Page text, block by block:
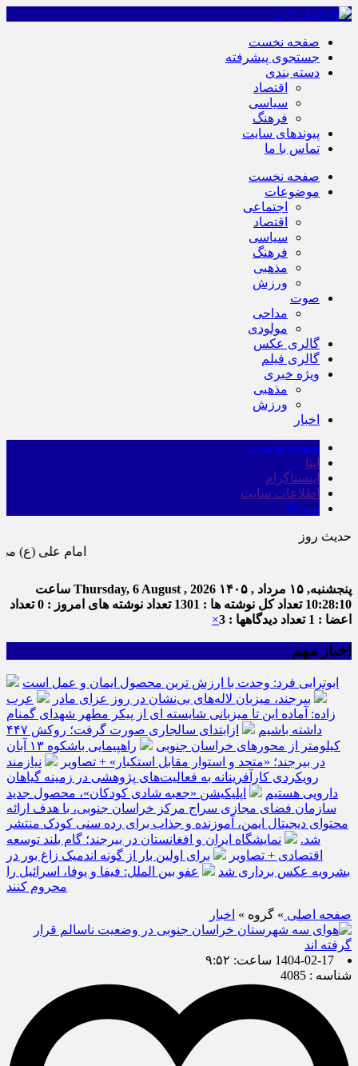
صفحه نخست
جستجوی پیشرفته
دسته بندی
اقتصاد
سیاسی
فرهنگ
پیوندهای سایت
تماس با ما
صفحه نخست
موضوعات
اجتماعی
اقتصاد
سیاسی
فرهنگ
مذهبی
ورزش
صوت
مداحی
مولودی
گالری عکس
گالری فیلم
ویژه خبری
مذهبی
ورزش
اخبار
صفحه نخست
ایتا
اینستاگرام
اطلاعات سایت
برو بالا
حدیث روز
امام علی (ع) می فرماید : هر کس از خود بدگویی
پنجشنبه, ۱۵ مرداد , ۱۴۰۵ Thursday, 6 August , 2026 ساعت
10:28:11 تعداد کل نوشته ها : 1301 تعداد نوشته های امروز : 0
تعداد
اعضا : 1
تعداد دیدگاهها : 3 ×
اخبار مهم
ابوترابی فرد: وحدت با ارزش ترین محصول ایمان و عمل است
بیرجند، میزبان لاله‌های بی‌نشان در روز عزای مادر
عرب
زاده: آماده این تا میزبانی شایسته ای از پیکر مطهر شهدای گمنام
داشته باشیم
ازابتدای سالجاری صورت گرفت؛ روکش ۴۴۷
کیلومتر از محورهای خراسان جنوبی
راهپیمایی باشکوه ۱۳ آبان
در بیرجند؛ «متحد و استوار مقابل استکبار» + تصاویر
نیازمند
رویکردی کارآفرینانه به فعالیت‌های پژوهشی در زمینه گیاهان
دارویی هستیم
اپلیکیشن «جعبه شادی کودکان»، محصول جدید
سازمان فضای مجازی سراج مرکز خراسان جنوبی، با هدف ارائه
محتوای دیجیتال ایمن، آموزنده و جذاب برای رده سنی کودک منتشر
شد.
نمایشگاه ایران و افغانستان در بیرجند؛ گام بلند توسعه
اقتصادی + تصاویر
برای اولین بار از گونه اندمیک زاغ بور در
بشرویه عکس برداری شد
عفو بین الملل: فیفا و یوفا، اسرائیل را
محروم کنند
صفحه اصلی » گروه » اخبار
1404-02-17 ساعت: ۹:۵۲
شناسه : 4085